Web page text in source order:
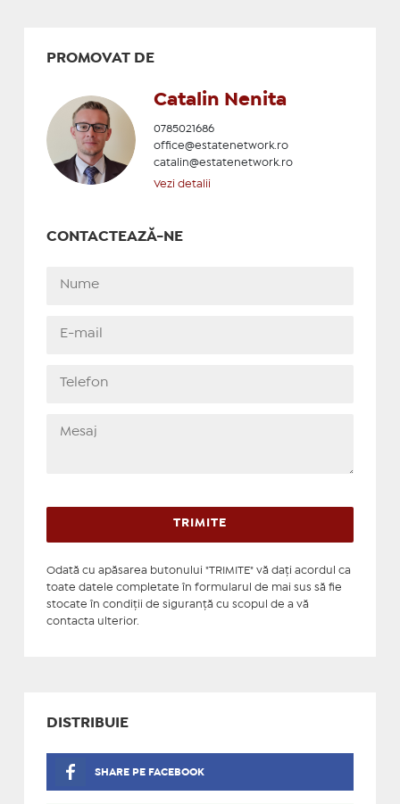
PROMOVAT DE
Catalin Nenita
0785021686
office@estatenetwork.ro
catalin@estatenetwork.ro
Vezi detalii
CONTACTEAZĂ-NE
Odată cu apăsarea butonului "TRIMITE" vă daţi acordul ca
toate datele completate în formularul de mai sus să fie
stocate în condiţii de siguranţă cu scopul de a vă
contacta ulterior.
DISTRIBUIE
SHARE PE FACEBOOK